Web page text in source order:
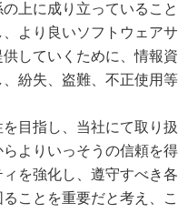
上に成り立っていること
より良いソフトウェアサ
していくために、情報資
紛失、盗難、不正使用等
目指し、当社にて取り扱
よりいっそうの信頼を得
を強化し、遵守すべき各
ことを重要だと考え、こ